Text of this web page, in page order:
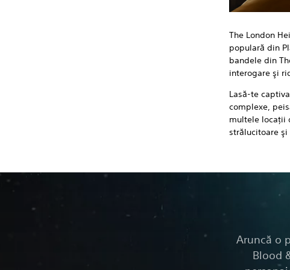
The London
populară din
bandele din
interogare şi
Lasă-te
complexe,
multele locaţii
strălucitoare
Aruncă o
Blood